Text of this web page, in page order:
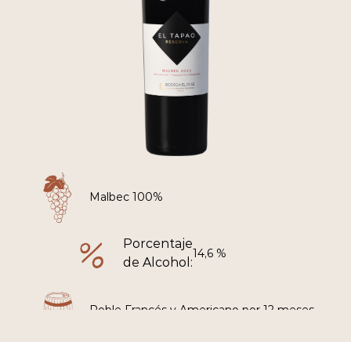
Malbec 100%
Porcentaje
de Alcohol:
14,6 %
Roble Francés y Americano por 12 meses